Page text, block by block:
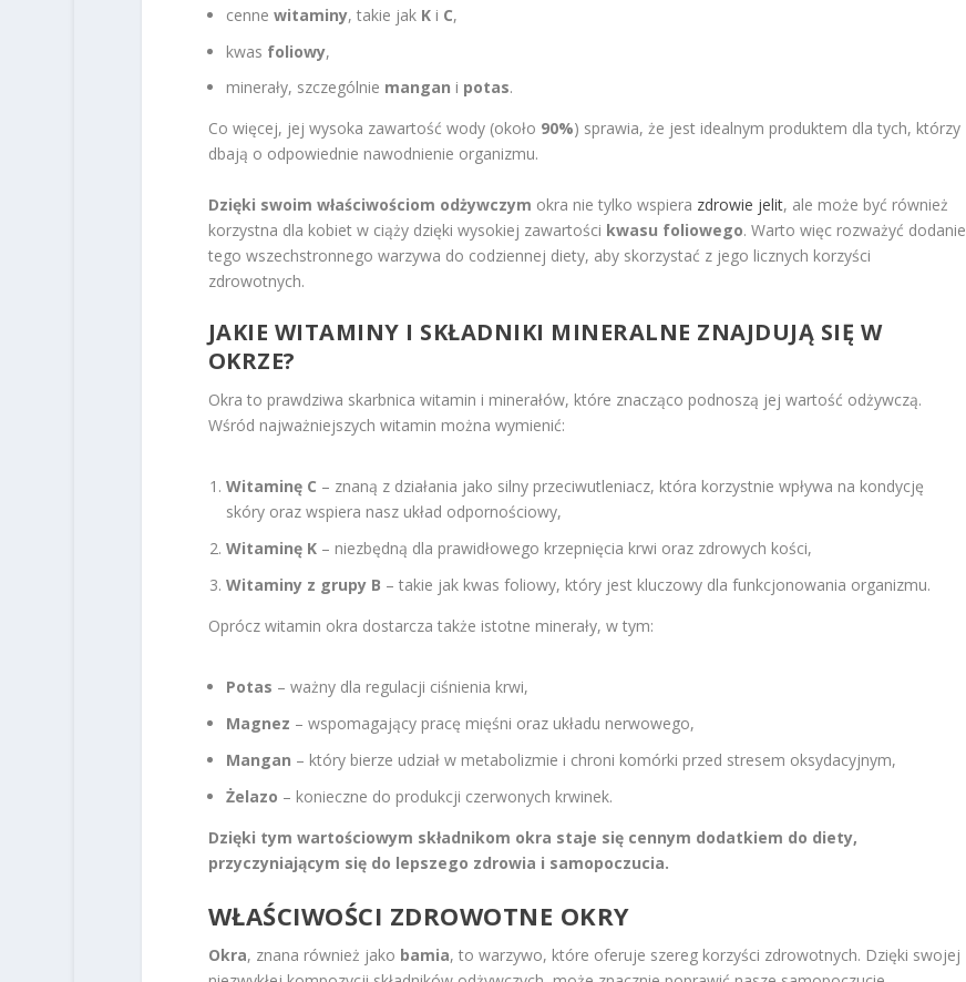
cenne witaminy, takie jak Ki C,
kwas foliowy,
minerały, szczególnie mangan i potas.
Co więcej, jej wysoka zawartość wody (około 90%) sprawia, że jest idealnym produktem dla tych, którzy
dbają o odpowiednie nawodnienie organizmu.
Dzięki swoim właściwościom odżywczym okra nie tylko wspiera zdrowie jelit, ale może być również
korzystna dla kobiet w ciąży dzięki wysokiej zawartości kwasu foliowego. Warto więc rozważyć dodanie
tego wszechstronnego warzywa do codziennej diety, aby skorzystać z jego licznych korzyści
zdrowotnych.
JAKIE WITAMINY I SKŁADNIKI MINERALNE ZNAJDUJĄ SIĘ W
OKRZE?
Okra to prawdziwa skarbnica witamin i minerałów, które znacząco podnoszą jej wartość odżywczą.
Wśród najważniejszych witamin można wymienić:
Witaminę C – znaną z działania jako silny przeciwutleniacz, która korzystnie wpływa na kondycję
skóry oraz wspiera nasz układ odpornościowy,
Witaminę K– niezbędną dla prawidłowego krzepnięcia krwi oraz zdrowych kości,
Witaminy z grupy B – takie jak kwas foliowy, który jest kluczowy dla funkcjonowania organizmu.
Oprócz witamin okra dostarcza także istotne minerały, w tym:
Potas – ważny dla regulacji ciśnienia krwi,
Magnez – wspomagający pracę mięśni oraz układu nerwowego,
Mangan – który bierze udział w metabolizmie i chroni komórki przed stresem oksydacyjnym,
Żelazo – konieczne do produkcji czerwonych krwinek.
Dzięki tym wartościowym składnikom okra staje się cennym dodatkiem do diety,
przyczyniającym się do lepszego zdrowia i samopoczucia.
WŁAŚCIWOŚCI ZDROWOTNE OKRY
Okra, znana również jako bamia, to warzywo, które oferuje szereg korzyści zdrowotnych. Dzięki swojej